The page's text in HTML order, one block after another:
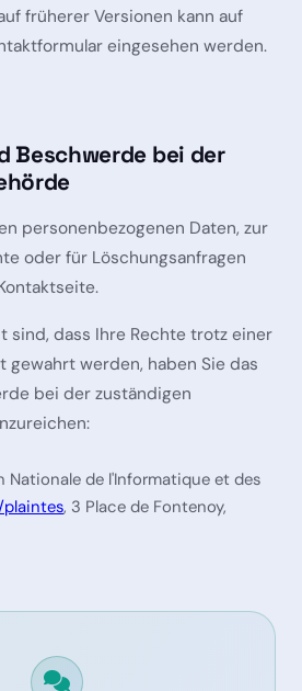
früherer Versionen kann auf
eingesehen werden.
Beschwerde bei der
personenbezogenen Daten, zur
oder für Löschungsanfragen
sind, dass Ihre Rechte trotz einer
gewahrt werden, haben Sie das
bei der zuständigen
Nationale de l'Informatique et des
, 3 Place de Fontenoy,